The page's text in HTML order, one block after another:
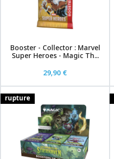
Booster - Collector : Marvel
Super Heroes - Magic Th...
29,90 €
rupture